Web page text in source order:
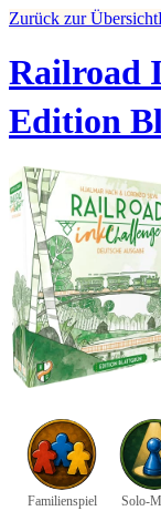
Zurück zur Übersicht
Railroad
Edition
Familienspiel Solo-